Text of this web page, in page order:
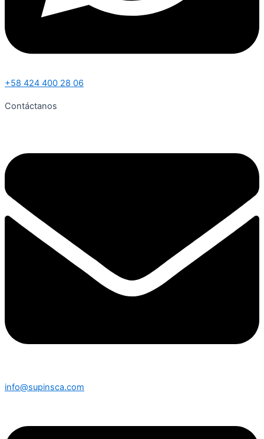
+58 424 400 28 06
Contáctanos
info@supinsca.com